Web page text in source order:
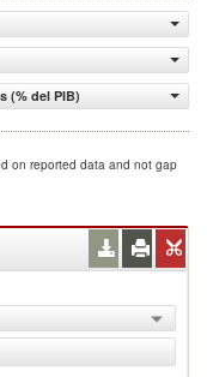
(% del PIB)
on reported data and not gap